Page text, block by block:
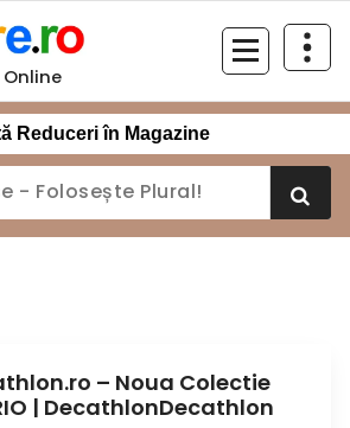
Reduceri în Magazine
– Noua Colectie
| DecathlonDecathlon